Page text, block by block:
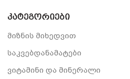
ᲙᲐᲢᲔᲒᲝᲠᲘᲔᲑᲘ
მიზნის მიხედვით
საკვებდანამატები
ვიტამინი და მინერალი